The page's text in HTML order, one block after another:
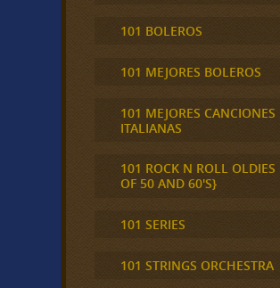
101 BOLEROS
101 MEJORES BOLEROS
101 MEJORES CANCIONES
ITALIANAS
101 ROCK N ROLL OLDIES
OF 50 AND 60'S}
101 SERIES
101 STRINGS ORCHESTRA